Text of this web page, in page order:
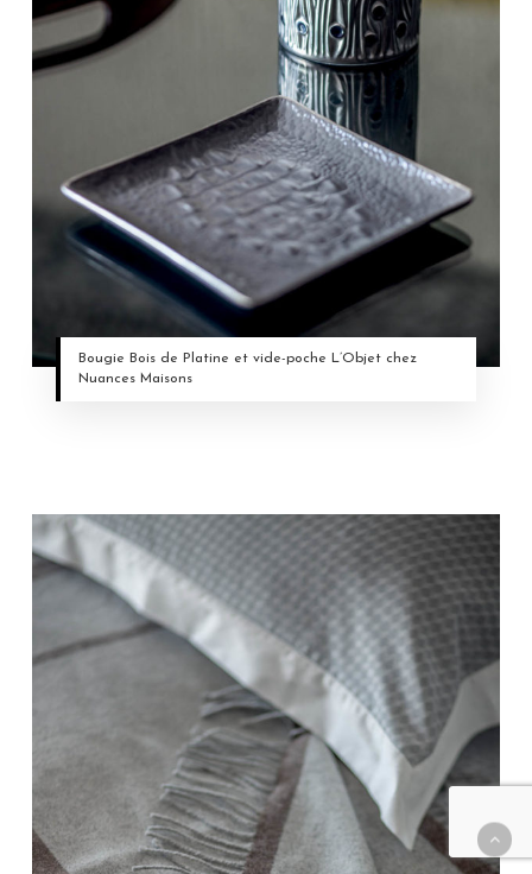
Bougie Bois de Platine et vide-poche L’Objet chez
Nuances Maisons